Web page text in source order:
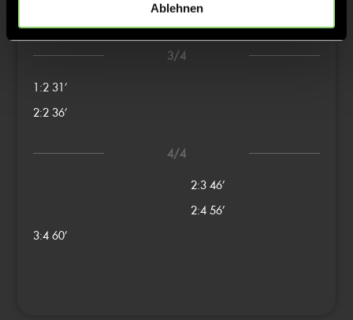
Ablehnen
0:2
3/4
1:2 31’
2:2 36’
4/4
2:3 46’
2:4 56’
3:4 60’